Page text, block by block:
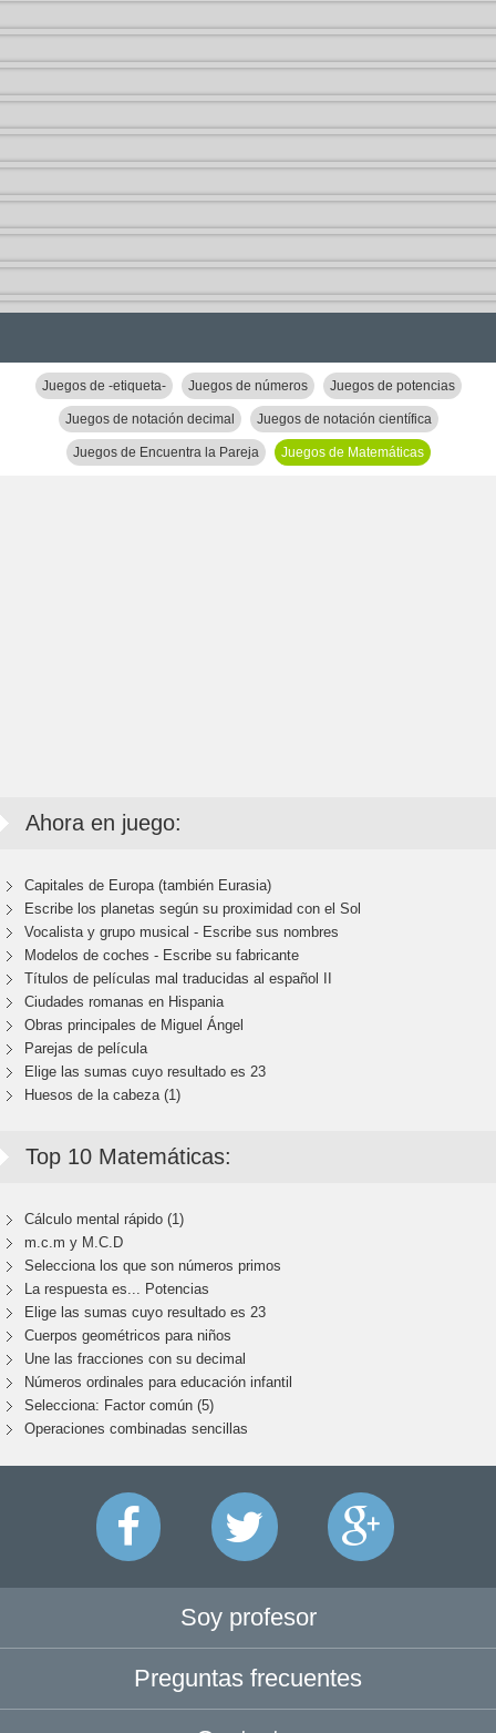
Juegos de -etiqueta- Juegos de números Juegos de potencias
Juegos de notación decimal Juegos de notación científica
Juegos de Encuentra la Pareja Juegos de Matemáticas
Ahora en juego:
Capitales de Europa (también Eurasia)
Escribe los planetas según su proximidad con el Sol
Vocalista y grupo musical - Escribe sus nombres
Modelos de coches - Escribe su fabricante
Títulos de películas mal traducidas al español II
Ciudades romanas en Hispania
Obras principales de Miguel Ángel
Parejas de película
Elige las sumas cuyo resultado es 23
Huesos de la cabeza (1)
Top 10 Matemáticas:
Cálculo mental rápido (1)
m.c.m y M.C.D
Selecciona los que son números primos
La respuesta es... Potencias
Elige las sumas cuyo resultado es 23
Cuerpos geométricos para niños
Une las fracciones con su decimal
Números ordinales para educación infantil
Selecciona: Factor común (5)
Operaciones combinadas sencillas
Soy profesor
Preguntas frecuentes